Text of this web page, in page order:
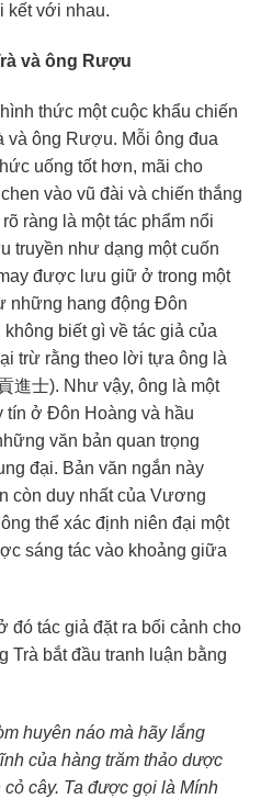
kếtvới nhau.
và ông Rượu
hình thức một cuộc khẩu chiến
và ông Rượu. Mỗi ông đua
uống tốt hơn, mãi cho
vào vũ đài và chiến thắng
rõ ràng là mộttác phẩm nổi
truyền như dạng một cuốn
được lưu giữ ở trong một
những hang động Đôn
không biết gì về tác giả của
trừ rằng theo lời tựa ông là
進士). Như vậy, ông là một
tín ở Đôn Hoàng và hầu
văn bản quan trọng
đại. Bản văn ngắn này
còn duy nhấtcủa Vương
thể xác định niên đại một
sáng tác vào khoảng giữa
đó tác giả đặt ra bối cảnh cho
Trà bắt đầu tranh luận bằng
huyên náo mà hãy lắng
của hàng trăm thảo dược
cây. Ta được gọi là Mính